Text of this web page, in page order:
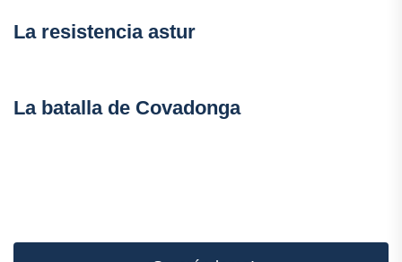
La resistencia astur
La batalla de Covadonga